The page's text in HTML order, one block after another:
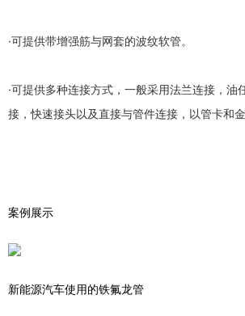
·可提供带增强筋与网套的波纹软管。
·可提供多种连接方式，一般采用法兰连接，油
接，快速接头以及直接与管件连接，以管卡和金
案例展示
新能源汽车使用的铁氟龙管